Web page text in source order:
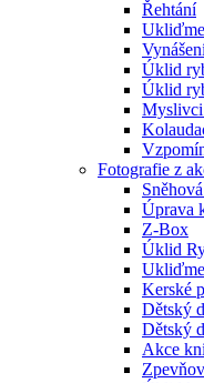
Řehtání
Úklid
Úklid
Fotografie z
Úprava
Z-Box
Úklid
Kerské
Dětský
Dětský
Akce